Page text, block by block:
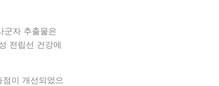
군자 추출물은
전립선 건강에
이 개선되었으